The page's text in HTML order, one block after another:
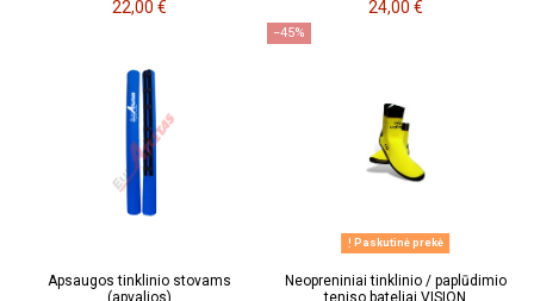
22,00 € 24,00 €
Apsaugos tinklinio stovams
(apvalios)
−45%
Paskutinė prekė
Neopreniniai tinklinio / paplūdimio
teniso bateliai VISION